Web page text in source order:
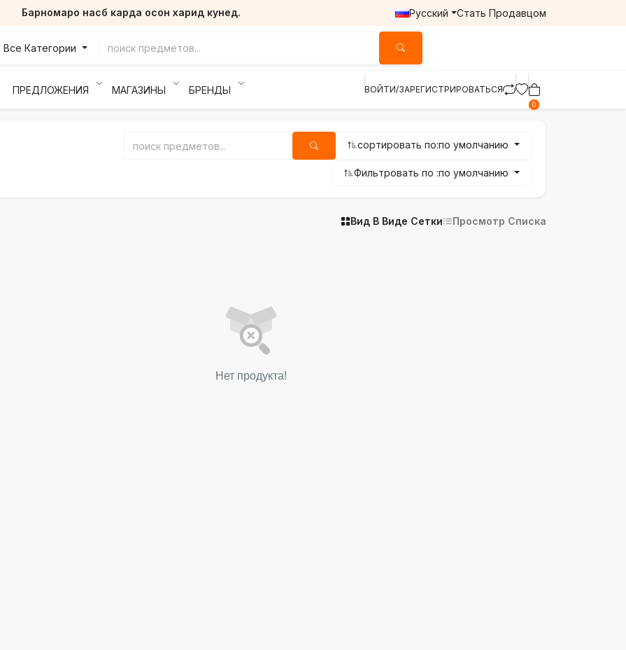
Барномаро насб карда осон харид кунед. Русский Стать Продавцом
Все Категории
ПРЕДЛОЖЕНИЯ МАГАЗИНЫ БРЕНДЫ ВОЙТИ/ЗАРЕГИСТРИРОВАТЬСЯ
0
сортировать по:по умолчанию
Фильтровать по :по умолчанию
Вид В Виде Сетки Просмотр Списка
Нет продукта!